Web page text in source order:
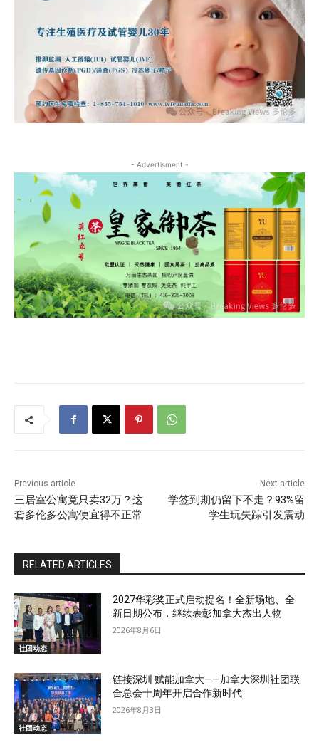
- Advertisment -
Previous article
三居室公寓竟只卖32万？这
套多伦多公寓便宜得不正常
Next article
学签到期仍留下不走？93%留
学生玩失踪引发震动
RELATED ARTICLES
社团动态
2027华彩奖正式启动提名！全新场地、全
新日期公布，继续表彰加拿大杰出人物
2026年8月6日
社团动态
链接深圳 赋能加拿大——加拿大深圳社团联
合总会十周年开启合作新时代
2026年8月3日